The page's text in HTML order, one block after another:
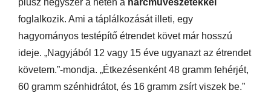
foglalkozik. Ami a táplálkozását illeti, egy
hagyományos testépítő étrendet követ már hosszú
ideje. „Nagyjából 12 vagy 15 éve ugyanazt az étrendet
követem.”-mondja. „Étkezésenként 48 gramm fehérjét,
60 gramm szénhidrátot, és 16 gramm zsírt viszek be.”